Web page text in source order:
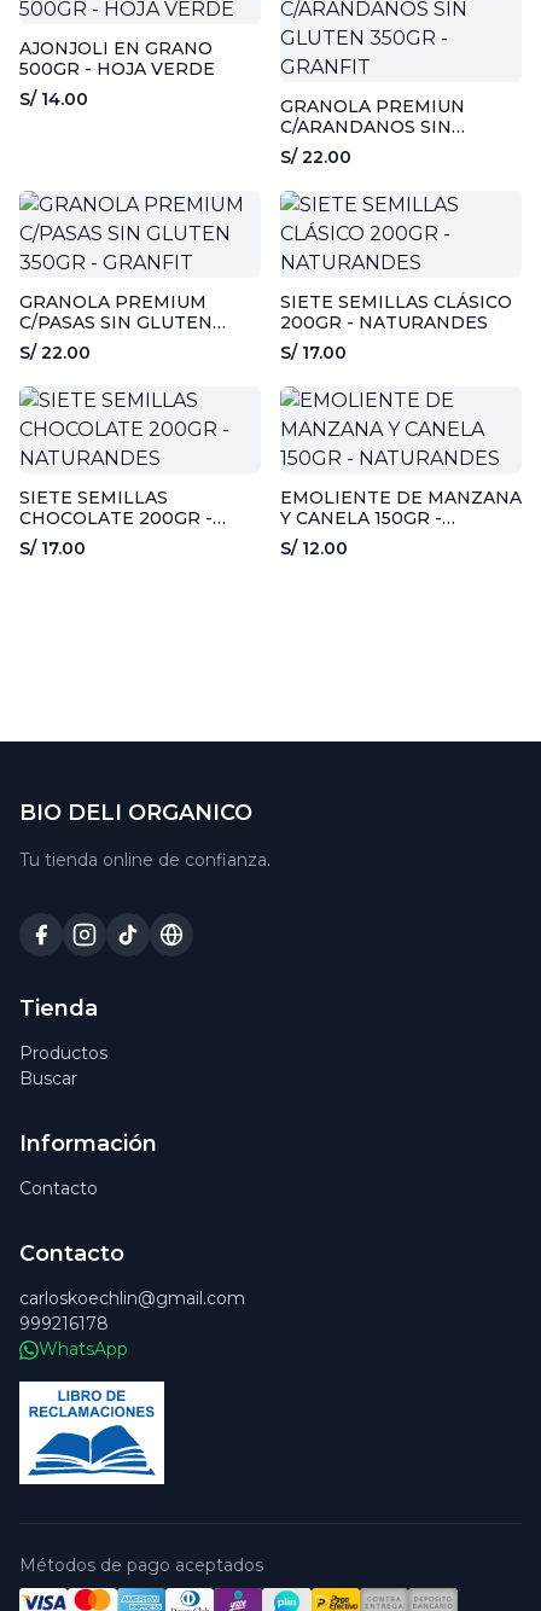
AJONJOLI EN GRANO
500GR - HOJA VERDE
S/ 14.00
GRANOLA PREMIUN
C/ARANDANOS SIN
GLUTEN 350GR - GRANFIT
S/ 22.00
GRANOLA PREMIUM
C/PASAS SIN GLUTEN
350GR - GRANFIT
S/ 22.00
SIETE SEMILLAS CLÁSICO
200GR - NATURANDES
S/ 17.00
SIETE SEMILLAS
CHOCOLATE 200GR -
NATURANDES
S/ 17.00
EMOLIENTE DE MANZANA
Y CANELA 150GR -
NATURANDES
S/ 12.00
BIO DELI ORGANICO
Tu tienda online de confianza.
Tienda
Productos
Buscar
Información
Contacto
Contacto
carloskoechlin@gmail.com
999216178
WhatsApp
Métodos de pago aceptados